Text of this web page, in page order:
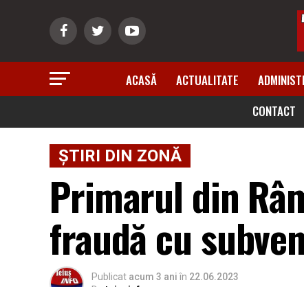
ACASĂ ACTUALITATE
CONTACT
ȘTIRI DIN ZONĂ
Primarul din
fraudă cu
Publicat acum 3 ani în 22.06.2023